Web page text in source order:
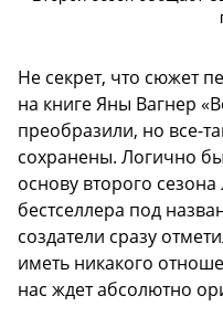
Не секрет, что сюжет
на книге Яны Вагнер
преобразили, но все-
сохранены. Логично
основу второго
бестселлера под
создатели сразу
иметь никакого
нас ждет абсолютно